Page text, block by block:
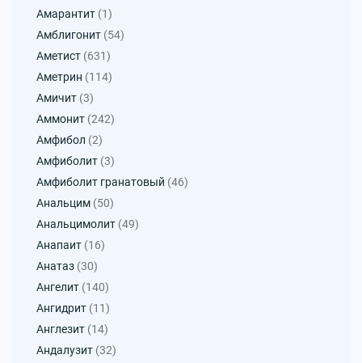
Амарантит (1)
Амблигонит (54)
Аметист (631)
Аметрин (114)
Амичит (3)
Аммонит (242)
Амфибол (2)
Амфиболит (3)
Амфиболит гранатовый (46)
Анальцим (50)
Анальцимолит (49)
Анапаит (16)
Анатаз (30)
Ангелит (140)
Ангидрит (11)
Англезит (14)
Андалузит (32)